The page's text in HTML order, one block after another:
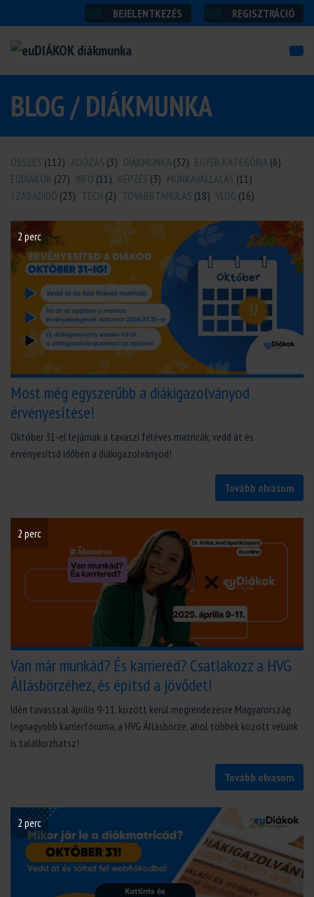
BEJELENTKEZÉS REGISZTRÁCIÓ
BLOG / DIÁKMUNKA
ÖSSZES (112) ADÓZÁS (3) DIÁKMUNKA (32) EGYÉB KATEGÓRIA (6)
EUDIÁKOK (27) INFO (11) KÉPZÉS (3) MUNKAVÁLLALÁS (11)
SZABADIDŐ (23) TECH (2) TOVÁBBTANULÁS (18) VLOG (16)
2 perc
Most még egyszerűbb a diákigazolványod
érvényesítése!
Október 31-el lejárnak a tavaszi féléves matricák, vedd át és
érvényesítsd időben a diákigazolványod!
Tovább olvasom
2 perc
Van már munkád? És karriered? Csatlakozz a HVG
Állásbörzéhez, és építsd a jövődet!
Idén tavasszal április 9-11. között kerül megrendezésre Magyarország
legnagyobb karrierfóruma, a HVG Állásbörze, ahol többek között velünk
is találkozhatsz!
Tovább olvasom
2 perc